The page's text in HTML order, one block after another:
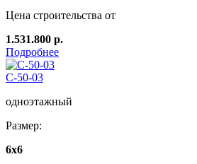
Цена строительства от
1.531.800 р.
Подробнее
C-50-03
одноэтажный
Размер:
6х6